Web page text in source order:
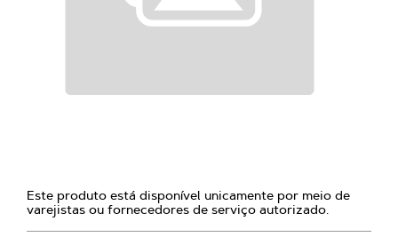
Este produto está disponível unicamente por meio de
varejistas ou fornecedores de serviço autorizado.